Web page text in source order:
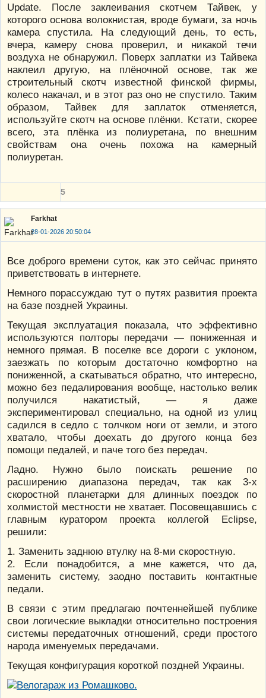
Update. После заклеивания скотчем Тайвек, у
которого основа волокнистая, вроде бумаги, за ночь
камера спустила. На следующий день, то есть,
вчера, камеру снова проверил, и никакой течи
воздуха не обнаружил. Поверх заплатки из Тайвека
наклеил другую, на плёночной основе, так же
строительный скотч известной финской фирмы,
колесо накачал, и в этот раз оно не спустило. Таким
образом, Тайвек для заплаток отменяется,
используйте скотч на основе плёнки. Кстати, скорее
всего, эта плёнка из полиуретана, по внешним
свойствам она очень похожа на камерный
полиуретан.
5
Farkhat
28-01-2026 20:50:04
Все доброго времени суток, как это сейчас принято
приветствовать в интернете.
Немного порассуждаю тут о путях развития проекта
на базе поздней Украины.
Текущая эксплуатация показала, что эффективно
используются полторы передачи — пониженная и
немного прямая. В поселке все дороги с уклоном,
заезжать по которым достаточно комфортно на
пониженной, а скатываться обратно, что интересно,
можно без педалирования вообще, настолько велик
получился накатистый, — я даже
экспериментировал специально, на одной из улиц
садился в седло с толчком ноги от земли, и этого
хватало, чтобы доехать до другого конца без
помощи педалей, и паче того без передач.
Ладно. Нужно было поискать решение по
расширению диапазона передач, так как 3-х
скоростной планетарки для длинных поездок по
холмистой местности не хватает. Посовещавшись с
главным куратором проекта коллегой Eclipse,
решили:
1. Заменить заднюю втулку на 8-ми скоростную.
2. Если понадобится, а мне кажется, что да,
заменить систему, заодно поставить контактные
педали.
В связи с этим предлагаю почтеннейшей публике
свои логические выкладки относительно построения
системы передаточных отношений, среди простого
народа именуемых передачами.
Текущая конфигурация короткой поздней Украины.